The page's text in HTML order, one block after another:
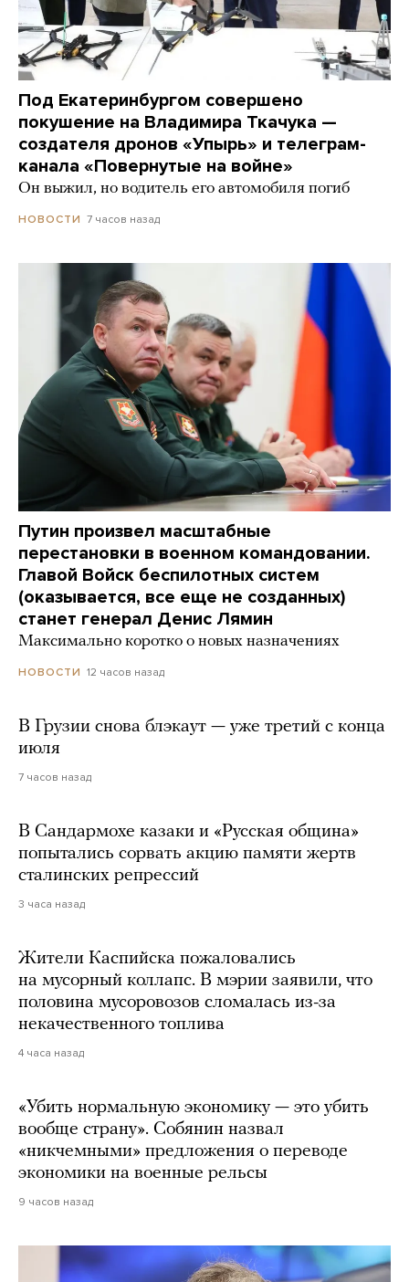
Под Екатеринбургом совершено
покушение на Владимира Ткачука —
создателя дронов «Упырь» и телеграм-
канала «Повернутые на войне»
Он выжил, но водитель его автомобиля погиб
НОВОСТИ 7 часов назад
Путин произвел масштабные
перестановки в военном командовании.
Главой Войск беспилотных систем
(оказывается, все еще не созданных)
станет генерал Денис Лямин
Максимально коротко о новых назначениях
НОВОСТИ 12 часов назад
В Грузии снова блэкаут — уже третий с конца
июля
7 часов назад
В Сандармохе казаки и «Русская община»
попытались сорвать акцию памяти жертв
сталинских репрессий
3 часа назад
Жители Каспийска пожаловались
на мусорный коллапс. В мэрии заявили, что
половина мусоровозов сломалась из-за
некачественного топлива
4 часа назад
«Убить нормальную экономику — это убить
вообще страну». Собянин назвал
«никчемными» предложения о переводе
экономики на военные рельсы
9 часов назад